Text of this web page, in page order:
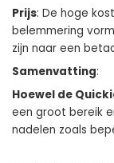
Prijs: De hoge
belemmering
zijn naar een
Samenvatting:
Hoewel de
een groot bereik
nadelen zoals